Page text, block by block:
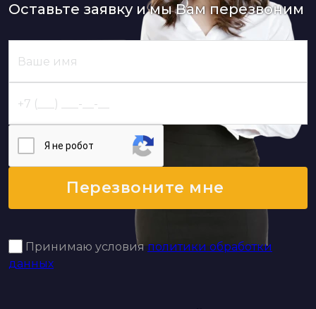
Оставьте заявку и мы Вам перезвоним
Я нe poбoт
Перезвоните мне
Принимаю условия политики обработки
данных